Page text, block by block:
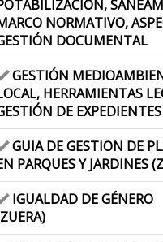
NORMATIVO,
DOCUMENTAL
GESTIÓN
HERRAMIENTAS
DE
GUIA DE GESTION DE
PARQUES Y JARDINES
IGUALDAD DE GÉNERO